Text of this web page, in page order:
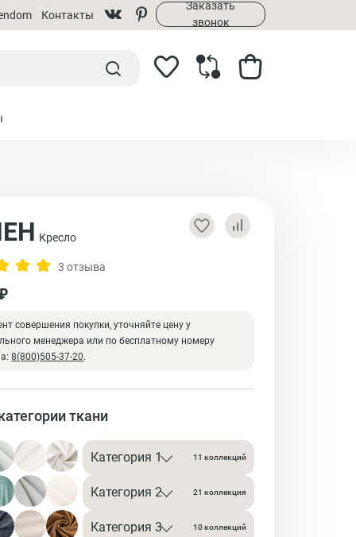
Контакты
Заказать
звонок
Кресло
3 отзыва
совершения покупки, уточняйте цену у
менеджера или по бесплатному номеру
8(800)505-37-20.
ткани
Категория 1 11 коллекций
Категория 2 21 коллекция
Категория 3 10 коллекций